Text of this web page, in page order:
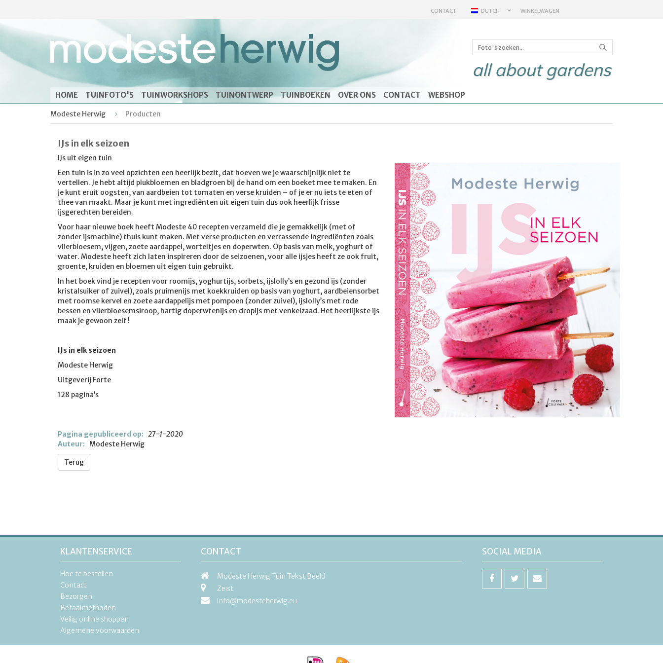
CONTACT DUTCH WINKELWAGEN
all about gardens
HOME TUINFOTO'S TUINWORKSHOPS TUINONTWERP TUINBOEKEN OVER ONS CONTACT WEBSHOP
Modeste Herwig Producten
IJs in elk seizoen
IJs uit eigen tuin
Een tuin is in zo veel opzichten een heerlijk bezit, dat hoeven we je waarschijnlijk niet te
vertellen. Je hebt altijd plukbloemen en bladgroen bij de hand om een boeket mee te maken. En
je kunt eruit oogsten, van aardbeien tot tomaten en verse kruiden – of je er nu iets te eten of
thee van maakt. Maar je kunt met ingrediënten uit eigen tuin dus ook heerlijk frisse
ijsgerechten bereiden.
Voor haar nieuwe boek heeft Modeste 40 recepten verzameld die je gemakkelijk (met of
zonder ijsmachine) thuis kunt maken. Met verse producten en verrassende ingrediënten zoals
vlierbloesem, vijgen, zoete aardappel, worteltjes en doperwten. Op basis van melk, yoghurt of
water. Modeste heeft zich laten inspireren door de seizoenen, voor alle ijsjes heeft ze ook fruit,
groente, kruiden en bloemen uit eigen tuin gebruikt.
In het boek vind je recepten voor roomijs, yoghurtijs, sorbets, ijslolly’s en gezond ijs (zonder
kristalsuiker of zuivel), zoals pruimenijs met koekkruiden op basis van yoghurt, aardbeiensorbet
met roomse kervel en zoete aardappelijs met pompoen (zonder zuivel), ijslolly’s met rode
bessen en vlierbloesemsiroop, hartig doperwtenijs en dropijs met venkelzaad. Het heerlijkste ijs
maak je gewoon zelf!
IJs in elk seizoen
Modeste Herwig
Uitgeverij Forte
128 pagina’s
Pagina gepubliceerd op: 27-1-2020
Auteur: Modeste Herwig
Terug
KLANTENSERVICE
Hoe te bestellen
Contact
Bezorgen
Betaalmethoden
Veilig online shoppen
Algemene voorwaarden
CONTACT
Modeste Herwig Tuin Tekst Beeld
Zeist
info@modesteherwig.eu
SOCIAL MEDIA